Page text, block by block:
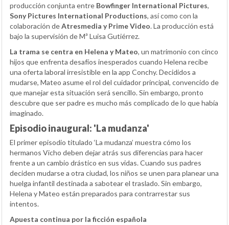
producción conjunta entre Bowfinger International Pictures,
Sony Pictures International Productions, así como con la
colaboración deAtresmedia y Prime Video. La producción está
bajo la supervisión de Mª Luisa Gutiérrez.
La trama se centra en Helena y Mateo, un matrimonio con cinco
hijos que enfrenta desafíos inesperados cuando Helena recibe
una oferta laboral irresistible en la app Conchy. Decididos a
mudarse, Mateo asume el rol del cuidador principal, convencido de
que manejar esta situación será sencillo. Sin embargo, pronto
descubre que ser padre es mucho más complicado de lo que había
imaginado.
Episodio inaugural: 'La mudanza'
El primer episodio titulado ‘La mudanza’ muestra cómo los
hermanos Vicho deben dejar atrás sus diferencias para hacer
frente a un cambio drástico en sus vidas. Cuando sus padres
deciden mudarse a otra ciudad, los niños se unen para planear una
huelga infantil destinada a sabotear el traslado. Sin embargo,
Helena y Mateo están preparados para contrarrestar sus
intentos.
Apuesta continua por la ficción española